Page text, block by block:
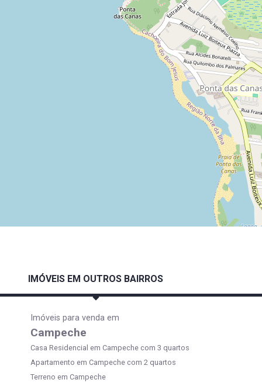
IMÓVEIS EM OUTROS BAIRROS
Imóveis para venda em
Campeche
Casa Residencial em Campeche com 3 quartos
Apartamento em Campeche com 2 quartos
Terreno em Campeche